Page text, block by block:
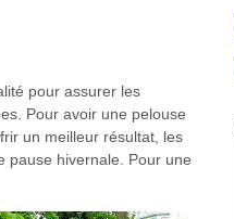
pour assurer les
Pour avoir une pelouse
un meilleur résultat, les
pause hivernale. Pour une